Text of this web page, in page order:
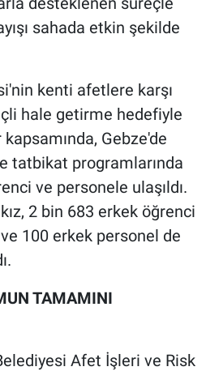
sahada etkin şekilde
kenti afetlere karşı
hale getirme hedefiyle
Gebze'de
tatbikat programlarında
ve personele ulaşıldı.
2 bin 683 erkek öğrenci
ve 100 erkek personel de
TAMAMINI
Afet İşleri ve Risk